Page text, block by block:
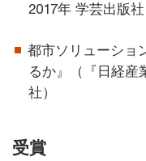
2017年 学芸出版社
都市ソリューショ
るか』（『日経産
社）
受賞